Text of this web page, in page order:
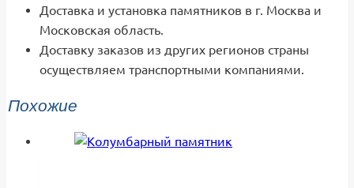
Доставка и установка памятников в г. Москва и
Московская область.
Доставку заказов из других регионов страны
осуществляем транспортными компаниями.
Похожие